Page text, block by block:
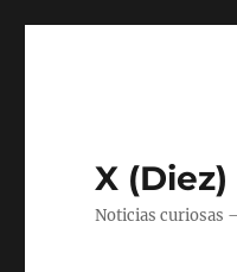
X
Noticias curiosas